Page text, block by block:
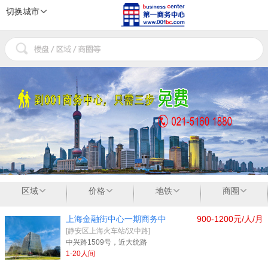
切换城市
区域 价格 地铁 商圈
900-1200元/人/月
上海金融街中心一期商务中
[静安区上海火车站/汉中路]
中兴路1509号，近大统路
1-20人间